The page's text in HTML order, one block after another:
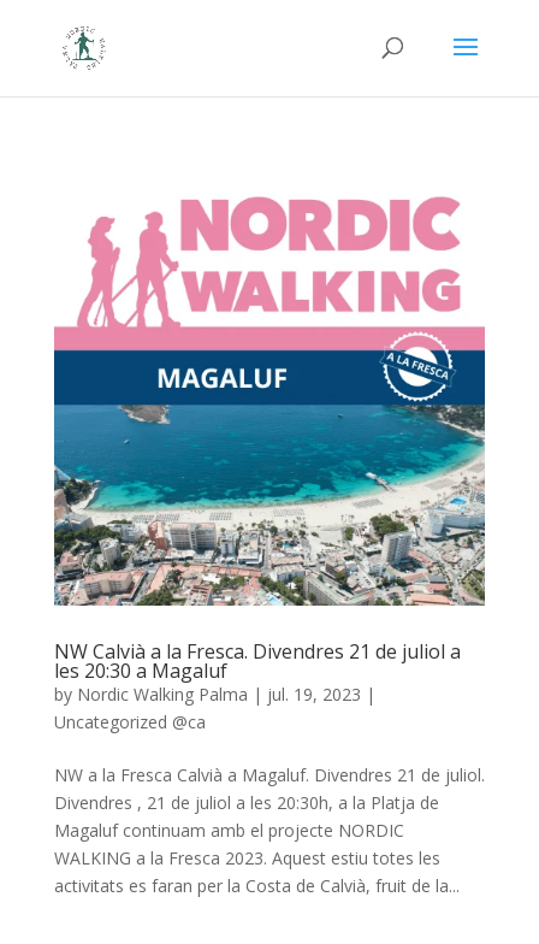
NW Calvià a la Fresca. Divendres 21 de juliol a
les 20:30 a Magaluf
by Nordic Walking Palma | jul. 19, 2023 |
Uncategorized @ca
NW a la Fresca Calvià a Magaluf. Divendres 21 de juliol.
Divendres , 21 de juliol a les 20:30h, a la Platja de
Magaluf continuam amb el projecte NORDIC
WALKING a la Fresca 2023. Aquest estiu totes les
activitats es faran per la Costa de Calvià, fruit de la...